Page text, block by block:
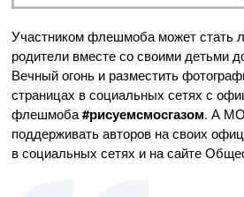
Участником флешмоба может стать
родители вместе со своими детьми
Вечный огонь и разместить
страницах в социальных сетях с
флешмоба#рисуемсмосгазом. А
поддерживать авторов на своих
в социальных сетях и на сайте